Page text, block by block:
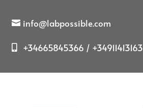
info@labpossible.com
+34665845366 / +34911413163